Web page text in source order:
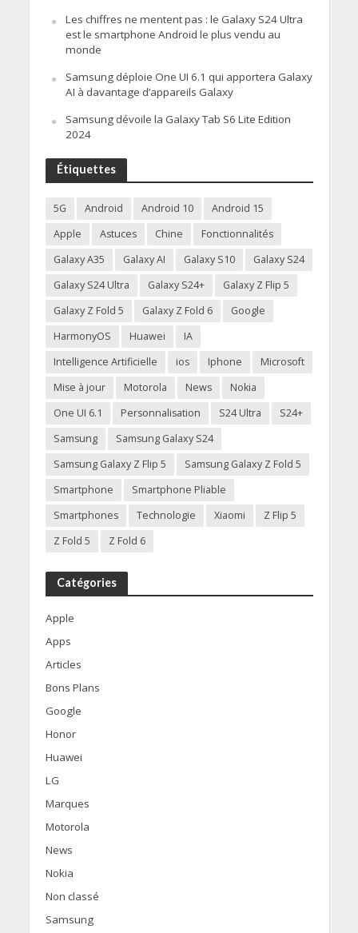
Les chiffres ne mentent pas : le Galaxy S24 Ultra
est le smartphone Android le plus vendu au
monde
Samsung déploie One UI 6.1 qui apportera Galaxy
AI à davantage d’appareils Galaxy
Samsung dévoile la Galaxy Tab S6 Lite Edition
2024
Étiquettes
5G Android Android 10
Android 15
Apple
Astuces Chine
Fonctionnalités
Galaxy A35
Galaxy AI Galaxy S10
Galaxy S24
Galaxy S24 Ultra
Galaxy S24+
Galaxy Z Flip 5
Galaxy Z Fold 5
Galaxy Z Fold 6
Google
HarmonyOS
Huawei
IA
Intelligence Artificielle
ios Iphone
Microsoft
Mise à jour
Motorola News
Nokia
One UI 6.1
Personnalisation S24 Ultra
S24+
Samsung
Samsung Galaxy S24
Samsung Galaxy Z Flip 5
Samsung Galaxy Z Fold 5
Smartphone
Smartphone Pliable
Smartphones
Technologie Xiaomi
Z Flip 5
Z Fold 5
Z Fold 6
Catégories
Apple
Apps
Articles
Bons Plans
Google
Honor
Huawei
LG
Marques
Motorola
News
Nokia
Non classé
Samsung